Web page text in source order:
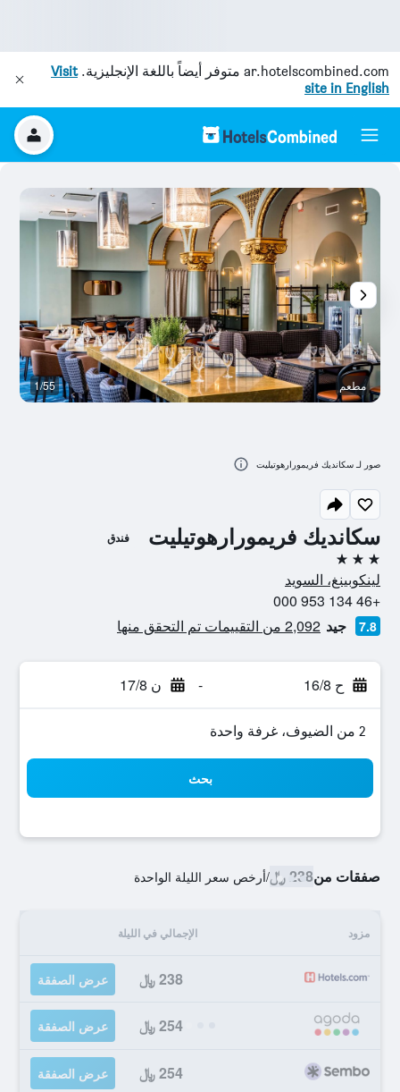
ar.hotelscombined.com متوفر أيضاً باللغة الإنجليزية.Visit
site in English
سكانديك فريمورارهوتيليت فندق
3 نجوم
لينكوبينغ، السويد
+46 134 953 000
7.8 جيد 2,092 من التقييمات تم التحقق منها
ح 16/8 - ن 17/8
2 من الضيوف، غرفة واحدة
بحث
صفقات من238 ﷼ /أرخص سعر الليلة الواحدة
مزود الإجمالي في الليلة
238 ﷼ عرض الصفقة
254 ﷼ عرض الصفقة
254 ﷼ عرض الصفقة
مطعم 1/55
صور لـ سكانديك فريمورارهوتيليت